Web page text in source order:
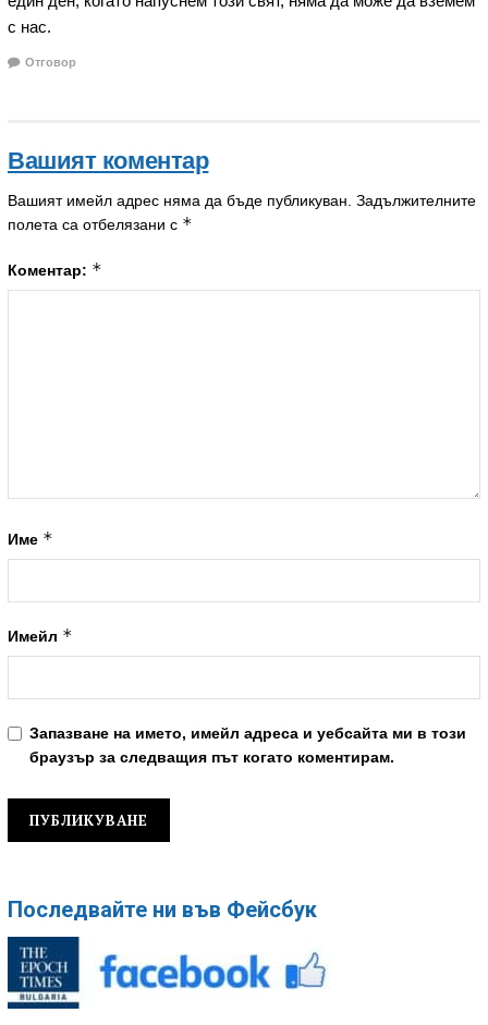
с нас.
Отговор
Вашият коментар
Вашият имейл адрес няма да бъде публикуван. Задължителните
полета са отбелязани с *
Коментар: *
Име *
Имейл *
Запазване на името, имейл адреса и уебсайта ми в този
браузър за следващия път когато коментирам.
Последвайте ни във Фейсбук